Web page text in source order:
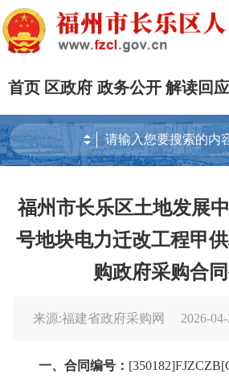
首页 区政府 政务公开 解读回应
福州市长乐区土地发展
号地块电力迁改工程甲
购政府采购合
来源:福建省政府采购网 2026-
一、合同编号：